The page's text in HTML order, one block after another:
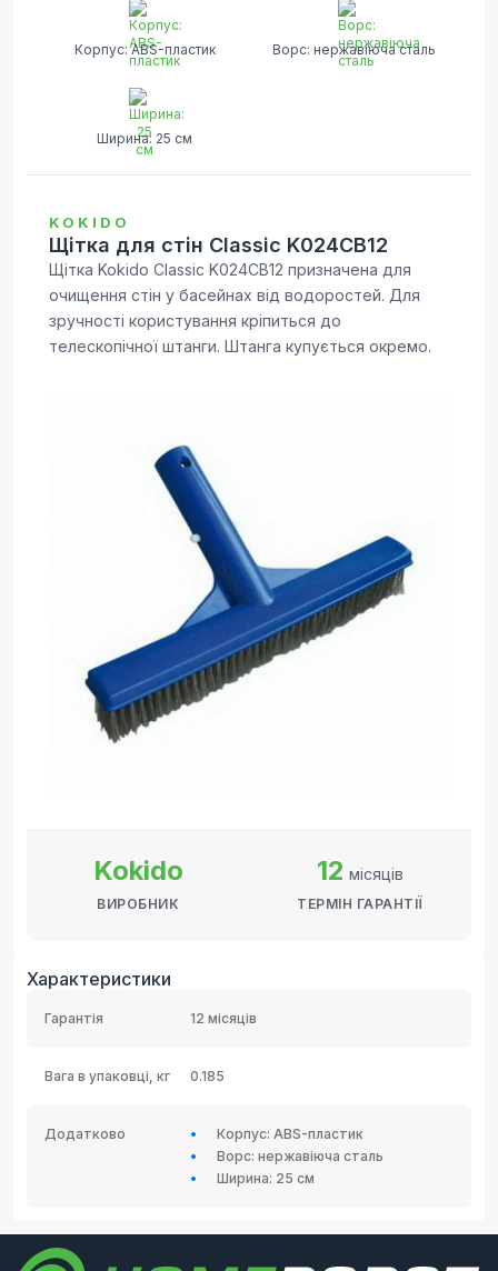
Корпус: ABS-пластик Ворс: нержавіюча сталь
Ширина: 25 см
KOKIDO
Щітка для стін Classic K024CB12
Щітка Kokido Classic K024CB12 призначена для
очищення стін у басейнах від водоростей. Для
зручності користування кріпиться до
телескопічної штанги. Штанга купується окремо.
Kokido
ВИРОБНИК
12 місяців
ТЕРМІН ГАРАНТІЇ
Характеристики
Гарантія 12 місяців
Вага в упаковці, кг 0.185
Додатково
Корпус: ABS-пластик
Ворс: нержавіюча сталь
Ширина: 25 см